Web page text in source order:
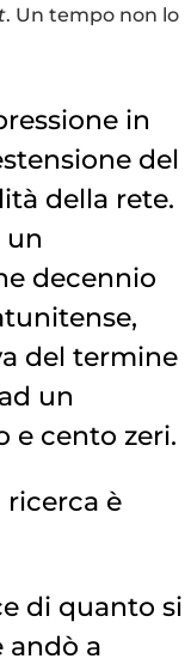
. Un tempo non lo
in
del
della rete.
un
decennio
del termine
un
e cento zeri.
è
di quanto si
andò a